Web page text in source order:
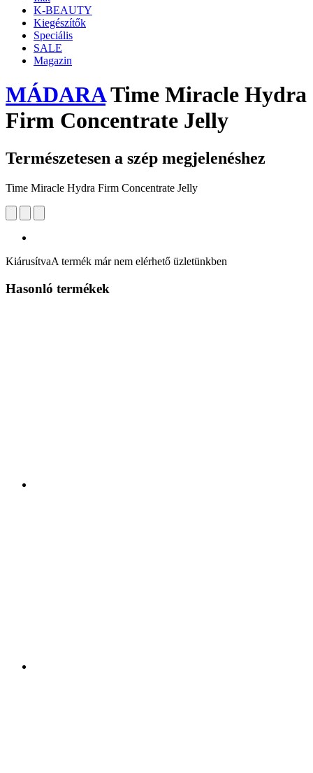
K-BEAUTY
Kiegészítők
Speciális
SALE
Magazin
MÁDARATime Miracle Hydra
Firm Concentrate Jelly
Természetesen a szép megjelenéshez
Time Miracle Hydra Firm Concentrate Jelly
KiárusítvaA termék már nem elérhető üzletünkben
Hasonló termékek